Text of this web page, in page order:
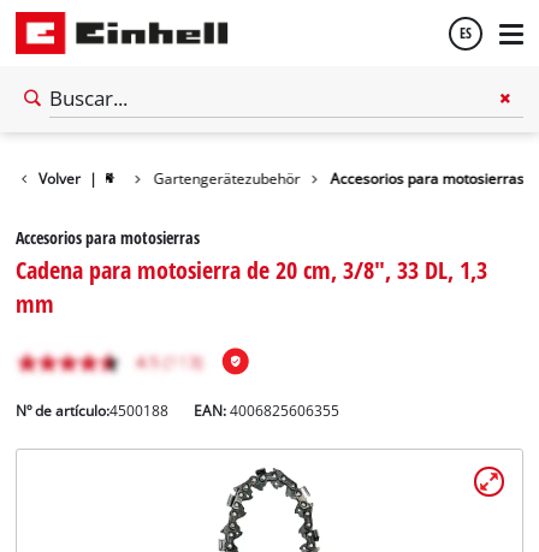
ES
Volver | Gartengerätezubehör Accesorios para motosierras
Accesorios para motosierras
Cadena para motosierra de 20 cm, 3/8", 33 DL, 1,3
mm
Nº de artículo:4500188 EAN:4006825606355